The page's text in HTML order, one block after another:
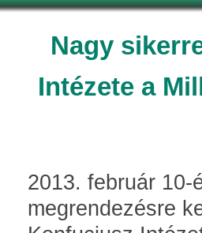
Nagy
Intézete a
2013. február 10-
megrendezésre